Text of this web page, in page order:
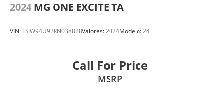
2024 MG ONE EXCITE TA
VIN: LSJW94U92RN038828Valores:2024Modelo:24
Call For Price
MSRP